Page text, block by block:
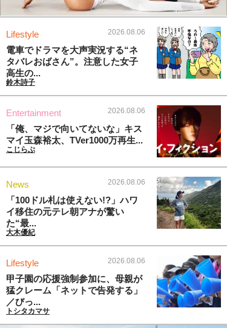
Lifestyle 2026.08.06
電車でドラマを大声実況する“ネ
タバレおばさん”。注意した女子
高生の...
鈴木詩子
Entertainment 2026.08.06
「俺、マジで向いてないな」キス
マイ玉森裕太、TVer1000万再生...
こじらぶ
News 2026.08.06
「100ドル札は使えない!?」ハワ
イ移住の元テレ朝アナが驚い
た“最...
大木優紀
Lifestyle 2026.08.06
甲子園の応援強制参加に、母親が
猛クレーム「ネットで告発する」
／びっ...
トシタカマサ